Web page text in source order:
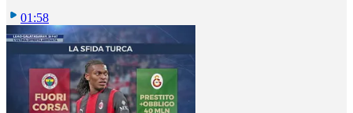
01:58